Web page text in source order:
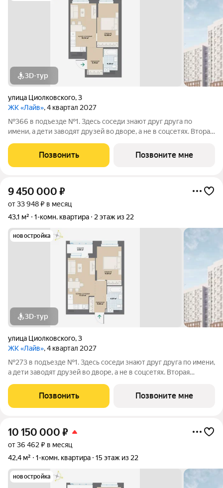
3D-тур
улица Циолковского,3
ЖК «Лайв», 4 квартал 2027
№366 в подъезде №1. Здесь соседи знают друг друга по
имени, а дети заводят друзей во дворе, а не в соцсетях. Вторая
комфорта и особенное внимание к атмосфере
добрососедства. В первой очереди
Позвонить Позвоните мне
9 450 000 ₽
от 33 948 ₽ в месяц
43,1 м²
1-комн. квартира 2 этаж из 22
новостройка
3D-тур
улица Циолковского,3
ЖК «Лайв», 4 квартал 2027
№273 в подъезде №1. Здесь соседи знают друг друга по имени,
а дети заводят друзей во дворе, а не в соцсетях. Вторая
комфорта и особенное внимание к атмосфере
добрососедства. В первой очереди
Позвонить Позвоните мне
10 150 000 ₽
от 36 462 ₽ в месяц
42,4 м²
1-комн. квартира 15 этаж из 22
новостройка